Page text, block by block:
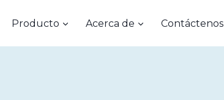
Producto Acerca de Contáctenos